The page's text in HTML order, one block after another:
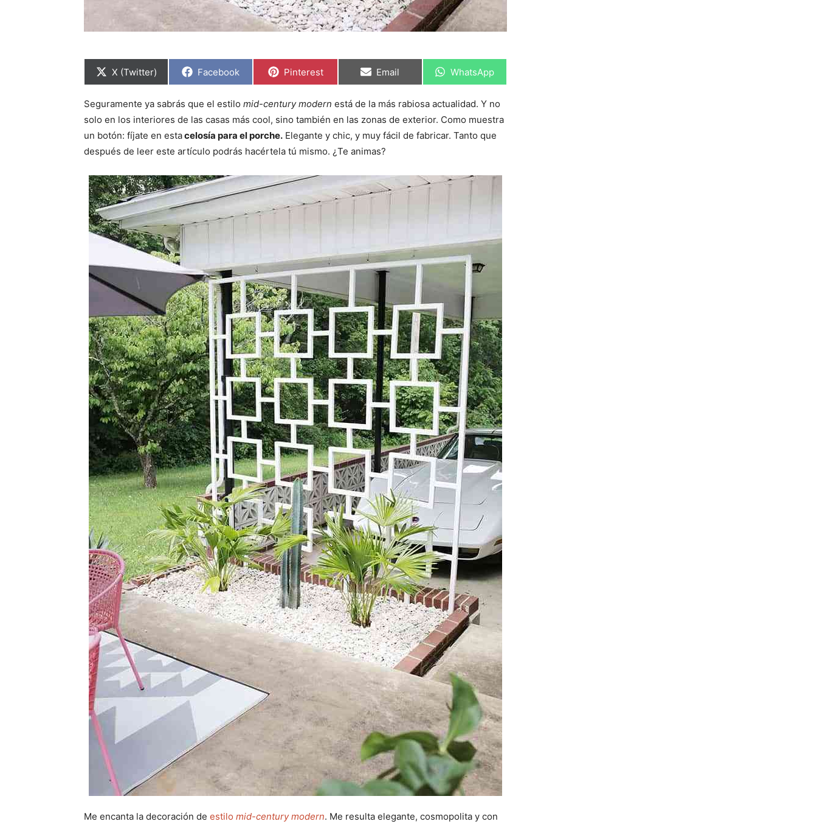
C
a
r
t
i
e
X (Twitter) C
a
r
t
i
e
Facebook C
a
r
t
e
Pinterest C
a
r
t
i
r
e
Email C
a
r
t
i
WhatsApp
Seguramente ya sabrás que el estilo mid-century modern está de la más rabiosa actualidad. Y no
solo en los interiores de las casas más cool, sino también en las zonas de exterior. Como muestra
un botón: fíjate en estacelosía para el porche. Elegante y chic, y muy fácil de fabricar. Tanto que
después de leer este artículo podrás hacértela tú mismo. ¿Te animas?
Me encanta la decoración de estilo mid-century modern. Me resulta elegante, cosmopolita y con